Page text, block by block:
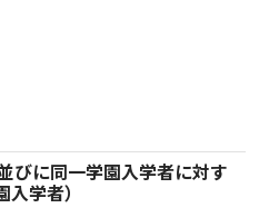
びに同一学園入学者に対す
学者）